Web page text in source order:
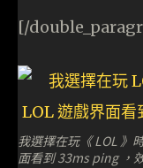
[/
我選擇在玩《 LOL 》
面看到 33ms ping ，